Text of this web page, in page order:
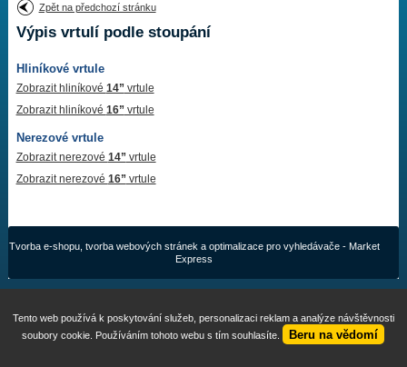
Provedení:
Výkon:
Drážky na hřídeli:
Najít vrtuli
Vrtule
Redukční pouzdra XHS
Kontakty
Zpět na předchozí stránku
Výpis vrtulí podle stoupání
Hliníkové vrtule
Zobrazit hliníkové 14” vrtule
Zobrazit hliníkové 16” vrtule
Nerezové vrtule
Zobrazit nerezové 14” vrtule
Zobrazit nerezové 16” vrtule
Tvorba e-shopu, tvorba webových stránek a optimalizace pro vyhledávače- Market
Express
Tento web používá k poskytování služeb, personalizaci reklam a analýze návštěvnosti
soubory cookie. Používáním tohoto webu s tím souhlasíte.
Beru na vědomí